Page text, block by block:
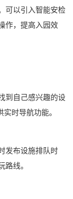
可以引入智能安检
作，提高入园效
到自己感兴趣的设
时导航功能。
发布设施排队时
路线。